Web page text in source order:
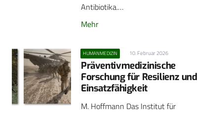
Antibiotika.…
Mehr
HUMANMEDIZIN 10. Februar 2026
Präventivmedizinische
Forschung für Resilienz und
Einsatzfähigkeit
M. Hoffmann Das Institut für